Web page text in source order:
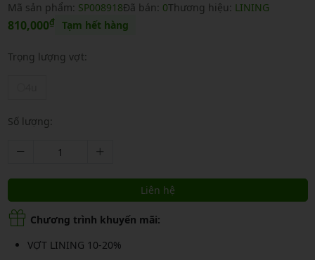
Mã sản phẩm: SP008918Đã bán: 0Thương hiệu: LINING
810,000₫ Tạm hết hàng
Trọng lượng vợt:
Số lượng:
Liên hệ
Chương trình khuyến mãi:
VỢT LINING 10-20%